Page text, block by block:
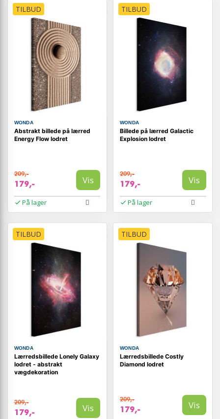
TILBUD
WONDA
Abstrakt billede på lærred
Energy Flow lodret
209,-
179,- Vis
På lager
TILBUD
WONDA
Billede på lærred Galactic
Explosion lodret
209,-
179,- Vis
På lager
TILBUD
WONDA
Lærredsbillede Lonely Galaxy
lodret - abstrakt
vægdekoration
209,-
179,- Vis
TILBUD
WONDA
Lærredsbillede Costly
Diamond lodret
209,-
179,- Vis